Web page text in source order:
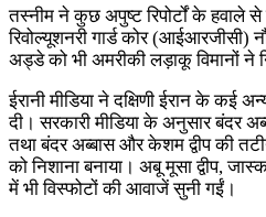
तस्नीम ने कुछ अपुष्ट रिपोर्टों के हवाले
रिवोल्यूशनरी गार्ड कोर (आईआरजीसी)
अड्डे को भी अमरीकी लड़ाकू विमानों ने
ईरानी मीडिया ने दक्षिणी ईरान के कई
दी। सरकारी मीडिया के अनुसार बंदर
तथा बंदर अब्बास और केशम द्वीप की
को निशाना बनाया। अबू मूसा द्वीप,
में भी विस्फोटों की आवाजें सुनी गईं।